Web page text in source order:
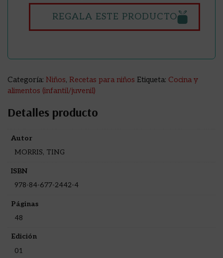
REGALA ESTE PRODUCTO
Categoría: Niños, Recetas para niños Etiqueta: Cocina y
alimentos (infantil/juvenil)
Detalles producto
Autor
MORRIS, TING
ISBN
978-84-677-2442-4
Páginas
48
Edición
01